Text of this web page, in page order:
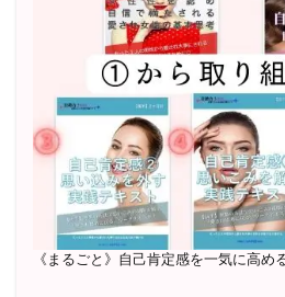
2022年2月〜6月 男性心理グ
20年8月〜25年3月 少人数制
71名 随時満席
2019年6月 恋愛コーチとして
《まるごと》自己肯定感を一気に高め